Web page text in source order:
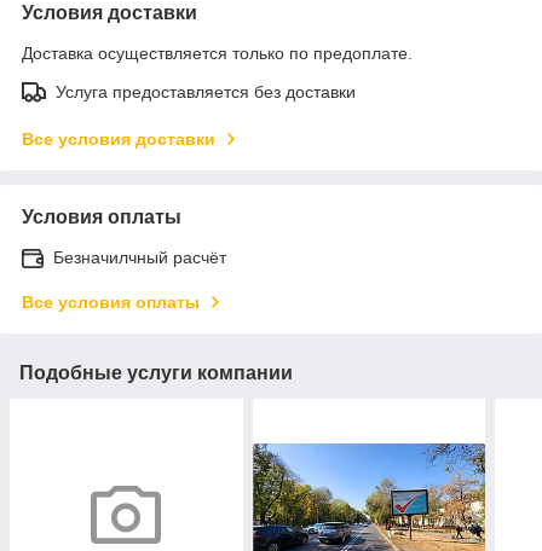
Условия доставки
Доставка осуществляется только по предоплате.
Услуга предоставляется без доставки
Все условия доставки
Условия оплаты
Безначилчный расчёт
Все условия оплаты
Подобные услуги компании